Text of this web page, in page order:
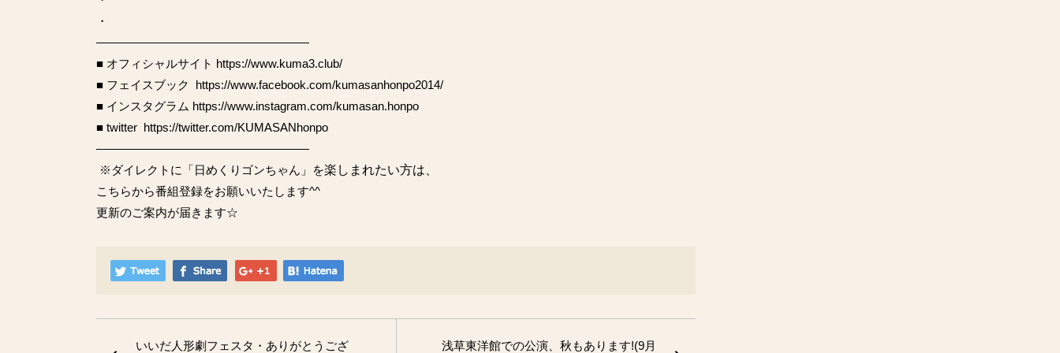
・
——————————————————
■ オフィシャルサイト https://www.kuma3.club/
■ フェイスブック https://www.facebook.com/kumasanhonpo2014/
■ インスタグラム https://www.instagram.com/kumasan.honpo
■ twitter https://twitter.com/KUMASANhonpo
——————————————————
※ダイレクトに「日めくりゴンちゃん」を楽しまれたい方は、
こちらから番組登録をお願いいたします^^
更新のご案内が届きます☆
いいだ人形劇フェスタ・ありがとうござ 浅草東洋館での公演、秋もあります!(9月